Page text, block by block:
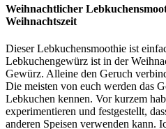
Weihnachtlicher
Weihnachtszeit
Dieser Lebkuchensmoothie ist
Lebkuchengewürz ist in der
Gewürz. Alleine den Geruch
Die meisten von euch werden das
Lebkuchen kennen. Vor kurzem
experimentieren und festgestellt,
anderen Speisen verwenden kann.